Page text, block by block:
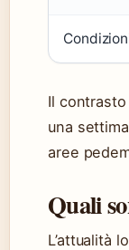
Il
una
aree
Quali
L’attualità